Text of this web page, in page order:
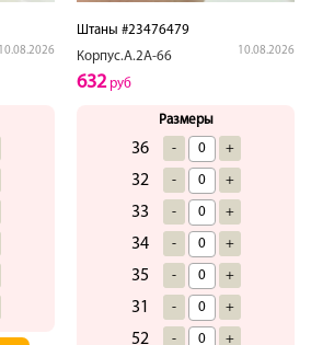
10.08.2026
Штаны #23476479
Корпус.А.2А-66
10.08.2026
632руб
Размеры
36 - +
32 - +
33 - +
34 - +
35 - +
31 - +
52 - +